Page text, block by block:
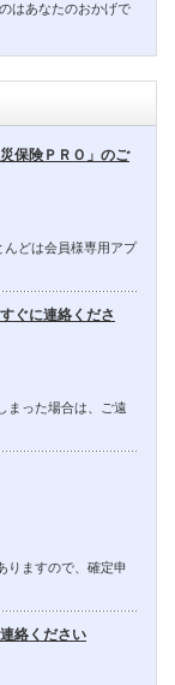
はあなたのおかげで
保険ＰＲＯ」のご
んどは会員様専用アプ
ぐに連絡くださ
まった場合は、ご遠
りますので、確定申
絡ください